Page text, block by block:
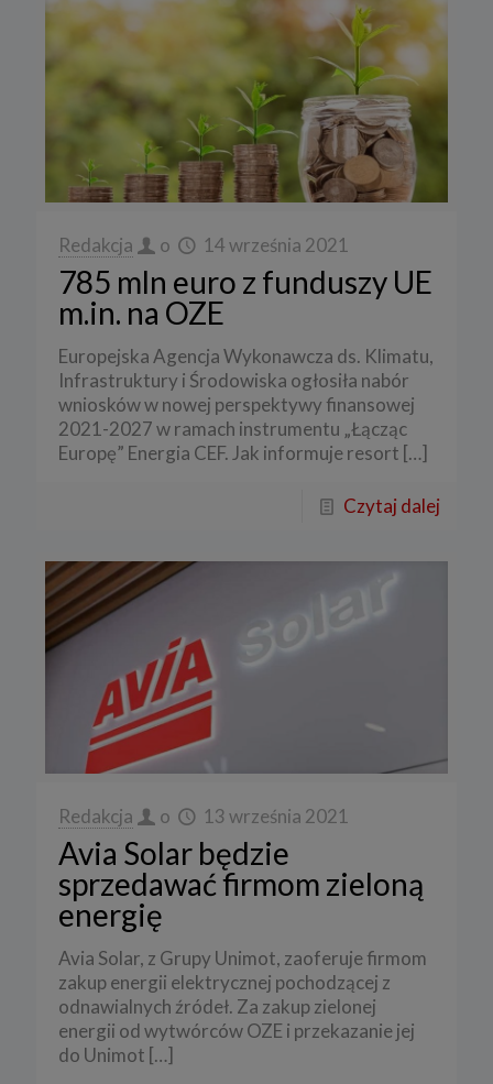
Redakcja o 14 września 2021
785 mln euro z funduszy UE
m.in. na OZE
Europejska Agencja Wykonawcza ds. Klimatu,
Infrastruktury i Środowiska ogłosiła nabór
wniosków w nowej perspektywy finansowej
2021-2027 w ramach instrumentu „Łącząc
Europę” Energia CEF. Jak informuje resort […]
Czytaj dalej
Redakcja o 13 września 2021
Avia Solar będzie
sprzedawać firmom zieloną
energię
Avia Solar, z Grupy Unimot, zaoferuje firmom
zakup energii elektrycznej pochodzącej z
odnawialnych źródeł. Za zakup zielonej
energii od wytwórców OZE i przekazanie jej
do Unimot […]